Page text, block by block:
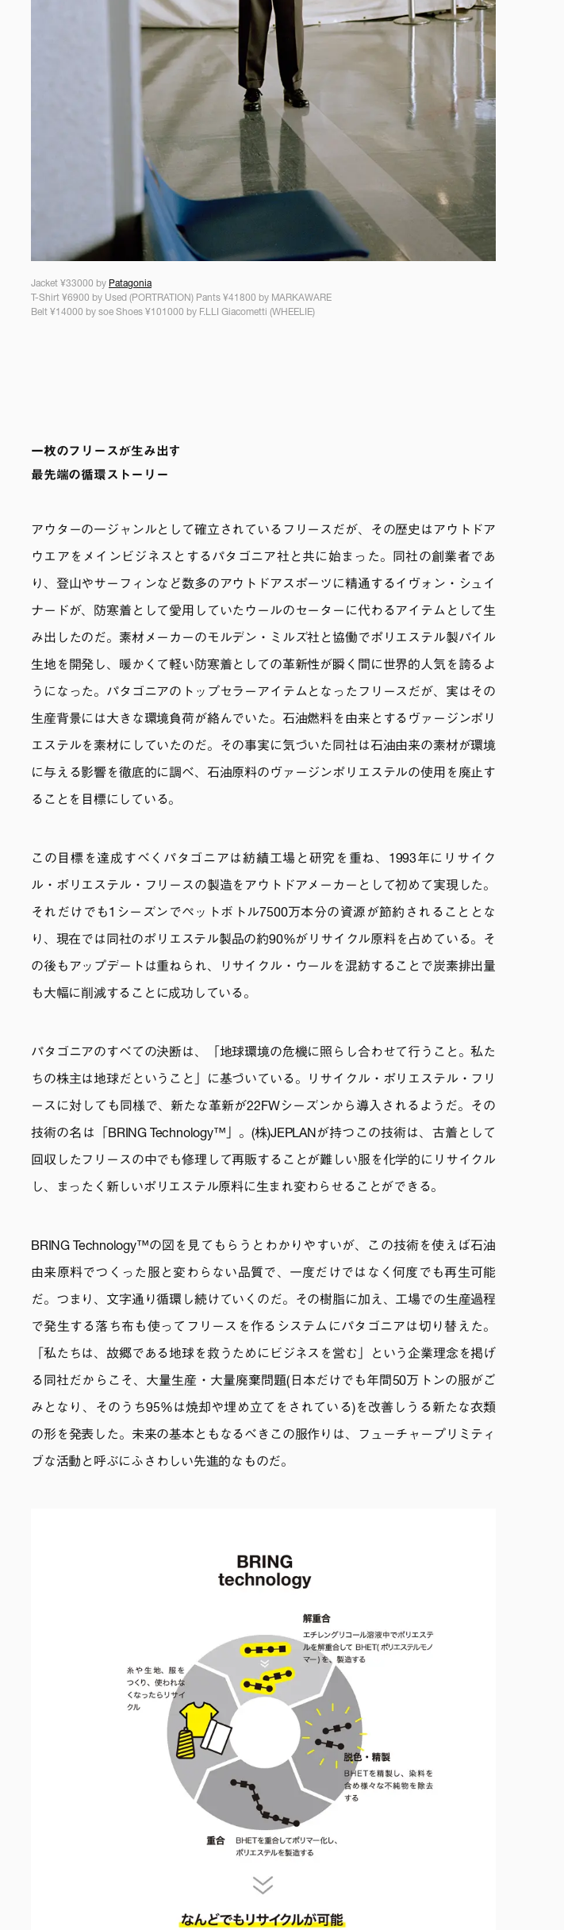
Jacket ¥33000 by Patagonia
T-Shirt ¥6900 by Used (PORTRATION) Pants ¥41800 by MARKAWARE
Belt ¥14000 by soe Shoes ¥101000 by F.LLI Giacometti (WHEELIE)
一枚のフリースが生み出す
最先端の循環ストーリー
アウターの一ジャンルとして確立されているフリースだが、その歴史はアウトドア
ウエアをメインビジネスとするパタゴニア社と共に始まった。同社の創業者であ
り、登山やサーフィンなど数多のアウトドアスポーツに精通するイヴォン・シュイ
ナードが、防寒着として愛用していたウールのセーターに代わるアイテムとして生
み出したのだ。素材メーカーのモルデン・ミルズ社と協働でポリエステル製パイル
生地を開発し、暖かくて軽い防寒着としての革新性が瞬く間に世界的人気を誇るよ
うになった。パタゴニアのトップセラーアイテムとなったフリースだが、実はその
生産背景には大きな環境負荷が絡んでいた。石油燃料を由来とするヴァージンポリ
エステルを素材にしていたのだ。その事実に気づいた同社は石油由来の素材が環境
に与える影響を徹底的に調べ、石油原料のヴァージンポリエステルの使用を廃止す
ることを目標にしている。
この目標を達成すべくパタゴニアは紡績工場と研究を重ね、1993年にリサイク
ル・ポリエステル・フリースの製造をアウトドアメーカーとして初めて実現した。
それだけでも1シーズンでペットボトル7500万本分の資源が節約されることとな
り、現在では同社のポリエステル製品の約90%がリサイクル原料を占めている。そ
の後もアップデートは重ねられ、リサイクル・ウールを混紡することで炭素排出量
も大幅に削減することに成功している。
パタゴニアのすべての決断は、「地球環境の危機に照らし合わせて行うこと。私た
ちの株主は地球だということ」に基づいている。リサイクル・ポリエステル・フリ
ースに対しても同様で、新たな革新が22FWシーズンから導入されるようだ。その
技術の名は「BRING Technology™」。(株)JEPLANが持つこの技術は、古着として
回収したフリースの中でも修理して再販することが難しい服を化学的にリサイクル
し、まったく新しいポリエステル原料に生まれ変わらせることができる。
BRING Technology™の図を見てもらうとわかりやすいが、この技術を使えば石油
由来原料でつくった服と変わらない品質で、一度だけではなく何度でも再生可能
だ。つまり、文字通り循環し続けていくのだ。その樹脂に加え、工場での生産過程
で発生する落ち布も使ってフリースを作るシステムにパタゴニアは切り替えた。
「私たちは、故郷である地球を救うためにビジネスを営む」という企業理念を掲げ
る同社だからこそ、大量生産・大量廃棄問題(日本だけでも年間50万トンの服がご
みとなり、そのうち95%は焼却や埋め立てをされている)を改善しうる新たな衣類
の形を発表した。未来の基本ともなるべきこの服作りは、フューチャープリミティ
ブな活動と呼ぶにふさわしい先進的なものだ。